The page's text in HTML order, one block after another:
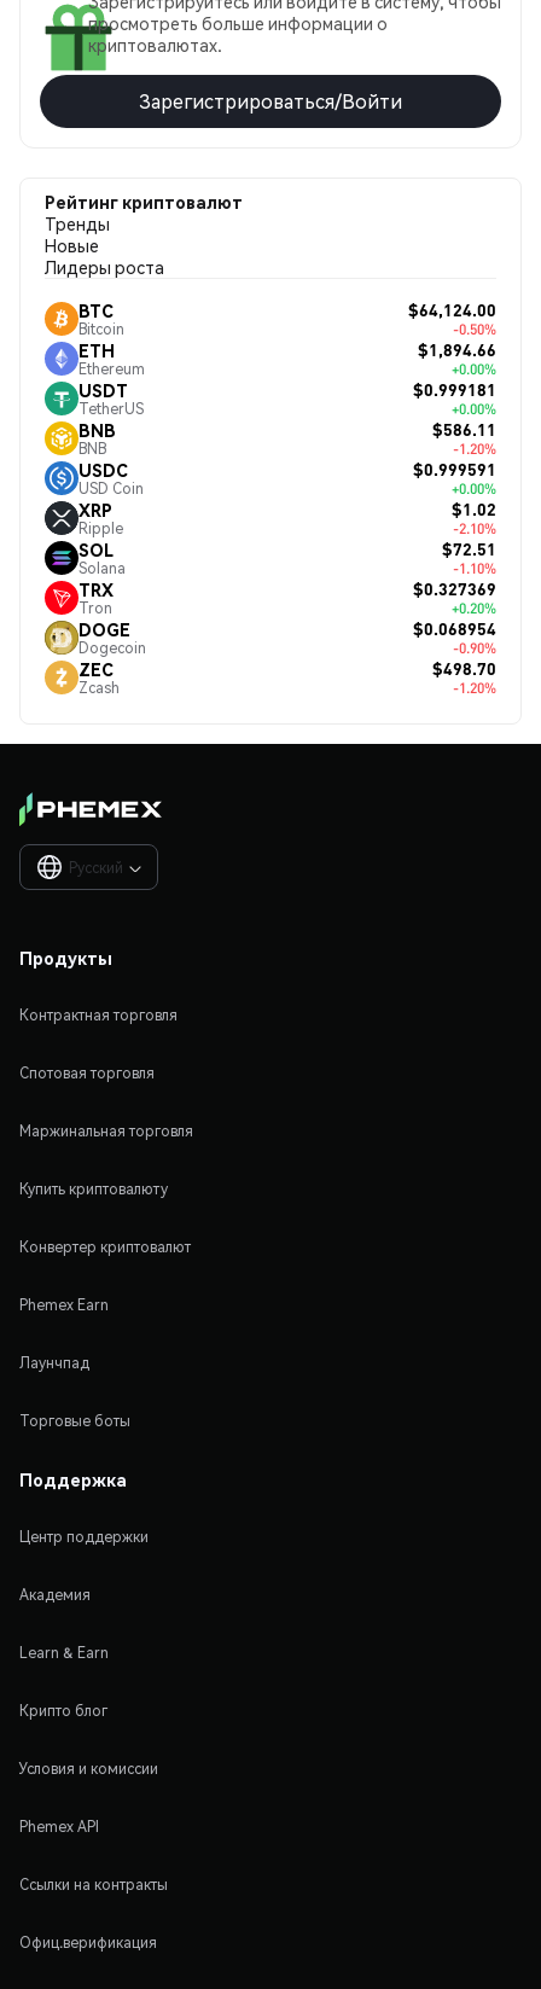
просмотреть больше информации о
криптовалютах.
Зарегистрироваться/Войти
Рейтинг криптовалют
Тренды
Новые
Лидеры роста
BTC
Bitcoin
$64,124.00
-0.50%
ETH
Ethereum
$1,894.66
+0.00%
USDT
TetherUS
$0.999181
+0.00%
BNB
BNB
$586.11
-1.20%
USDC
USD Coin
$0.999591
+0.00%
XRP
Ripple
$1.02
-2.10%
SOL
Solana
$72.51
-1.10%
TRX
Tron
$0.327369
+0.20%
DOGE
Dogecoin
$0.068954
-0.90%
ZEC
Zcash
$498.70
-1.20%
Русский 
Продукты
Контрактная торговля
Спотовая торговля
Маржинальная торговля
Купить криптовалюту
Конвертер криптовалют
Phemex Earn
Лаунчпад
Торговые боты
Поддержка
Центр поддержки
Академия
Learn & Earn
Крипто блог
Условия и комиссии
Phemex API
Ссылки на контракты
Офиц.верификация